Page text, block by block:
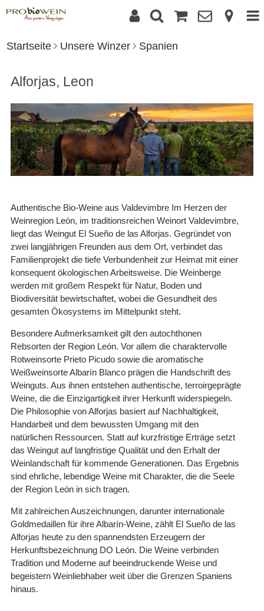
Startseite Unsere Winzer Spanien
Alforjas, Leon
Authentische Bio-Weine aus Valdevimbre Im Herzen der
Weinregion León, im traditionsreichen Weinort Valdevimbre,
liegt das Weingut El Sueño de las Alforjas. Gegründet von
zwei langjährigen Freunden aus dem Ort, verbindet das
Familienprojekt die tiefe Verbundenheit zur Heimat mit einer
konsequent ökologischen Arbeitsweise. Die Weinberge
werden mit großem Respekt für Natur, Boden und
Biodiversität bewirtschaftet, wobei die Gesundheit des
gesamten Ökosystems im Mittelpunkt steht.
Besondere Aufmerksamkeit gilt den autochthonen
Rebsorten der Region León. Vor allem die charaktervolle
Rotweinsorte Prieto Picudo sowie die aromatische
Weißweinsorte Albarín Blanco prägen die Handschrift des
Weinguts. Aus ihnen entstehen authentische, terroirgeprägte
Weine, die die Einzigartigkeit ihrer Herkunft widerspiegeln.
Die Philosophie von Alforjas basiert auf Nachhaltigkeit,
Handarbeit und dem bewussten Umgang mit den
natürlichen Ressourcen. Statt auf kurzfristige Erträge setzt
das Weingut auf langfristige Qualität und den Erhalt der
Weinlandschaft für kommende Generationen. Das Ergebnis
sind ehrliche, lebendige Weine mit Charakter, die die Seele
der Region León in sich tragen.
Mit zahlreichen Auszeichnungen, darunter internationale
Goldmedaillen für ihre Albarín-Weine, zählt El Sueño de las
Alforjas heute zu den spannendsten Erzeugern der
Herkunftsbezeichnung DO León. Die Weine verbinden
Tradition und Moderne auf beeindruckende Weise und
begeistern Weinliebhaber weit über die Grenzen Spaniens
hinaus.